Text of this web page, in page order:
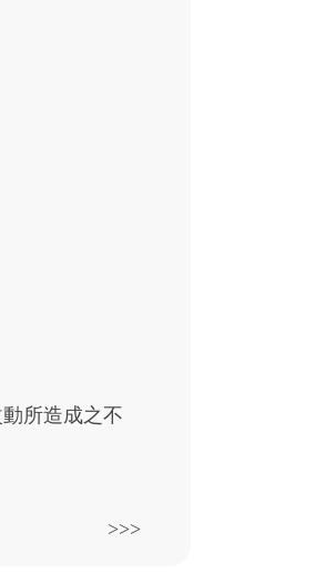
所造成之不
>>>